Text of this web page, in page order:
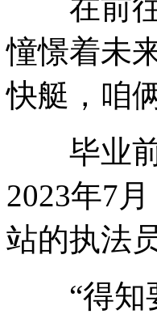
在前往
憧憬着未
快艇，咱
毕业前
2023年7
站的执法
“得知要